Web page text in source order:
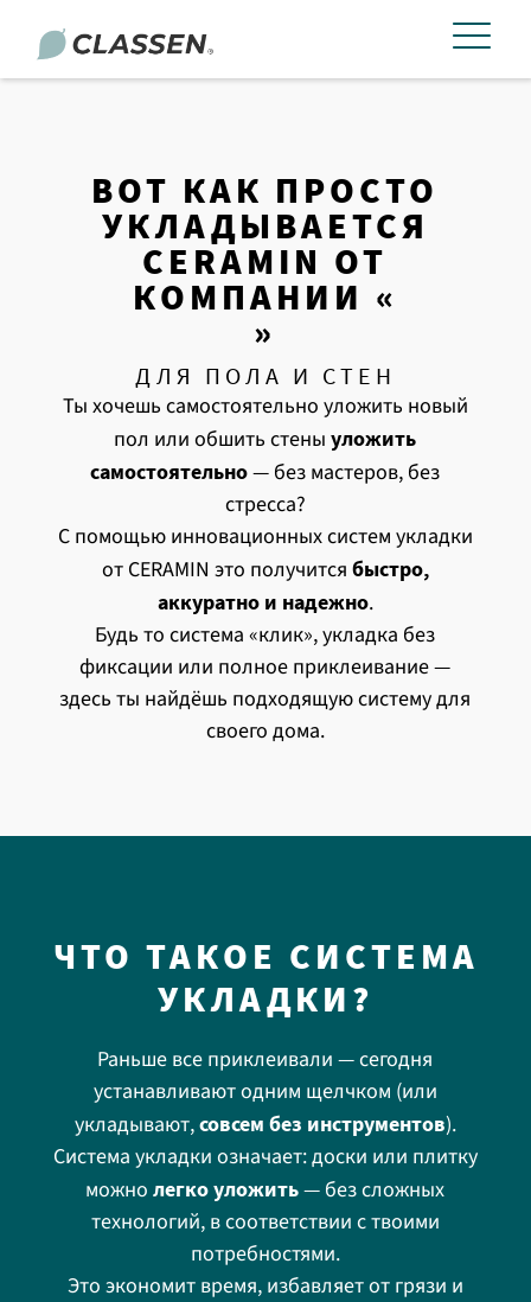
ВОТ КАК ПРОСТО
УКЛАДЫВАЕТСЯ
CERAMIN ОТ
КОМПАНИИ «
»
ДЛЯ ПОЛА И СТЕН
Ты хочешь самостоятельно уложить новый
пол или обшить стеныуложить
самостоятельно— без мастеров, без
стресса?
С помощью инновационных систем укладки
от CERAMIN это получится быстро,
аккуратно и надежно.
Будь то система «клик», укладка без
фиксации или полное приклеивание —
здесь ты найдёшь подходящую систему для
своего дома.
ЧТО ТАКОЕ СИСТЕМА
УКЛАДКИ?
Раньше все приклеивали — сегодня
устанавливают одним щелчком (или
укладывают,совсем без инструментов).
Система укладки означает: доски или плитку
можнолегко уложить— без сложных
технологий, в соответствии с твоими
потребностями.
Это экономит время, избавляет от грязи и